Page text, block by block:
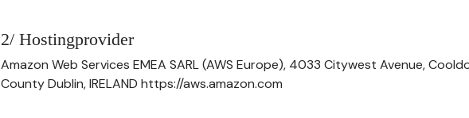
2/ Hostingprovider
Amazon Web Services EMEA SARL (AWS Europe), 4033 Citywest Avenue,
County Dublin, IRELAND https://aws.amazon.com